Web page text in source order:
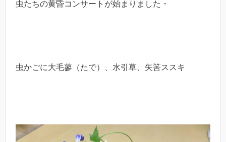
虫たちの黄昏コンサートが始まりました・
虫かごに大毛蓼（たで）、水引草、矢筈ススキ